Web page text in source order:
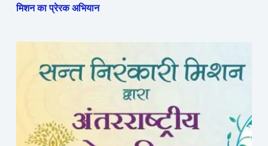
मिशन का प्रेरक अभियान